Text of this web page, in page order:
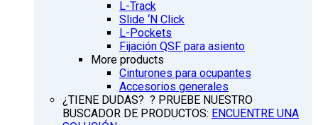
L-Track
Slide ‘N Click
L-Pockets
Fijación QSF para asiento
More products
Cinturones para ocupantes
Accesorios generales
¿TIENE DUDAS? ? PRUEBE NUESTRO
BUSCADOR DE PRODUCTOS: ENCUENTRE UNA